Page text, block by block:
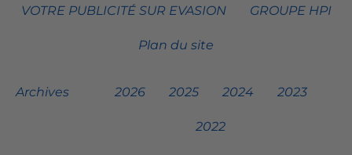
VOTRE PUBLICITÉ SUR EVASION GROUPE HPI
Plan du site
Archives 2026 2025 2024 2023
2022